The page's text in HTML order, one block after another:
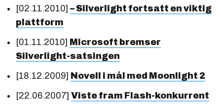
[02.11.2010] – Silverlight fortsatt en viktig
plattform
[01.11.2010] Microsoft bremser
Silverlight-satsingen
[18.12.2009] Novell i mål med Moonlight 2
[22.06.2007] Viste fram Flash-konkurrent